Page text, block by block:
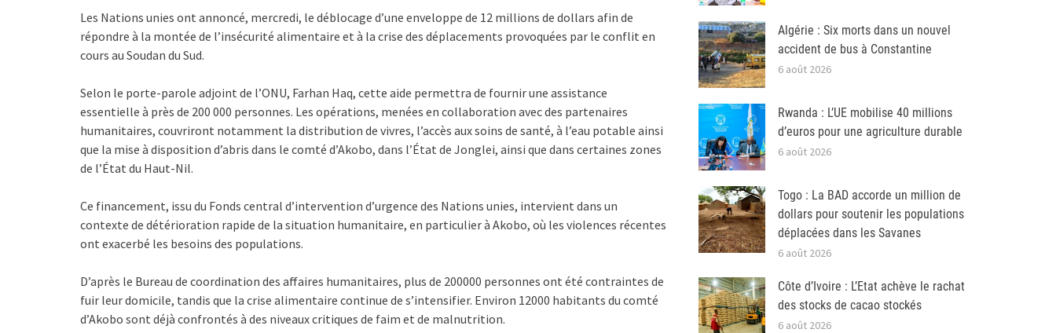
Les Nations unies ont annoncé, mercredi, le déblocage d’une enveloppe de 12 millions de dollars afin de
répondre à la montée de l’insécurité alimentaire et à la crise des déplacements provoquées par le conflit en
cours au Soudan du Sud.
Selon le porte-parole adjoint de l’ONU, Farhan Haq, cette aide permettra de fournir une assistance
essentielle à près de 200 000 personnes. Les opérations, menées en collaboration avec des partenaires
humanitaires, couvriront notamment la distribution de vivres, l’accès aux soins de santé, à l’eau potable ainsi
que la mise à disposition d’abris dans le comté d’Akobo, dans l’État de Jonglei, ainsi que dans certaines zones
de l’État du Haut-Nil.
Ce financement, issu du Fonds central d’intervention d’urgence des Nations unies, intervient dans un
contexte de détérioration rapide de la situation humanitaire, en particulier à Akobo, où les violences récentes
ont exacerbé les besoins des populations.
D’après le Bureau de coordination des affaires humanitaires, plus de 200000 personnes ont été contraintes de
fuir leur domicile, tandis que la crise alimentaire continue de s’intensifier. Environ 12000 habitants du comté
d’Akobo sont déjà confrontés à des niveaux critiques de faim et de malnutrition.
Algérie : Six morts dans un nouvel
accident de bus à Constantine
6 août 2026
Rwanda : L’UE mobilise 40 millions
d’euros pour une agriculture durable
6 août 2026
Togo : La BAD accorde un million de
dollars pour soutenir les populations
déplacées dans les Savanes
6 août 2026
Côte d’Ivoire : L’Etat achève le rachat
des stocks de cacao stockés
6 août 2026